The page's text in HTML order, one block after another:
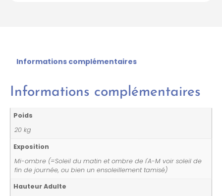
Informations complémentaires
Informations complémentaires
Poids
20 kg
Exposition
Mi-ombre (=Soleil du matin et ombre de l'A-M voir soleil de
fin de journée, ou bien un ensoleillement tamisé)
Hauteur Adulte